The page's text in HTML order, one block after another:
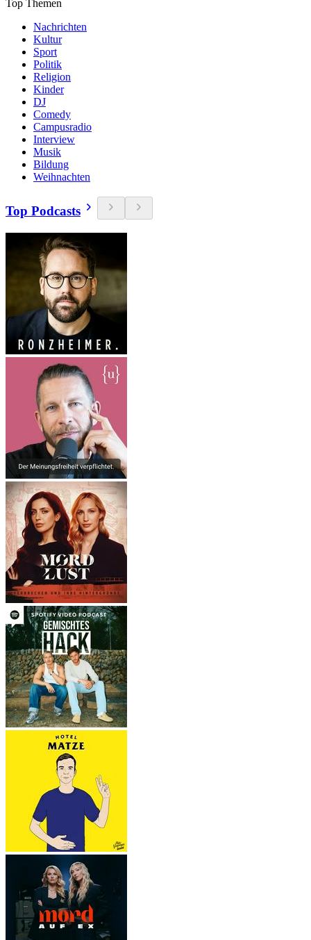
Top Themen
Nachrichten
Kultur
Sport
Politik
Religion
Kinder
DJ
Comedy
Campusradio
Interview
Musik
Bildung
Weihnachten
Top Podcasts